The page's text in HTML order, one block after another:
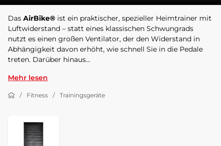
Das AirBike® ist ein praktischer, spezieller Heimtrainer mit
Luftwiderstand – statt eines klassischen Schwungrads
nutzt es einen großen Ventilator, der den Widerstand in
Abhängigkeit davon erhöht, wie schnell Sie in die Pedale
treten. Darüber hinaus...
Mehr lesen
Fitness Trainingsgeräte